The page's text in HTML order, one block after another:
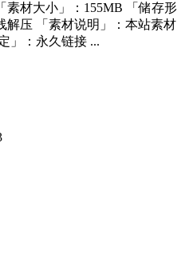
素材大小」：155MB 「储存形
解压 「素材说明」：本站素材
」：永久链接 ...